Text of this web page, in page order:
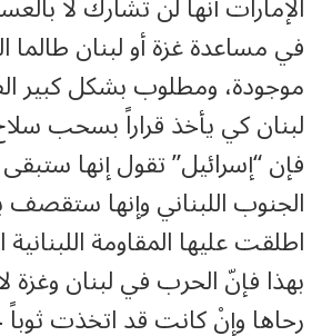
في مساعدة غزة أو لبنان طالما
موجودة، ومطلوب بشكل كبير
لبنان كي يأخذ قراراً بسحب
فإن “إسرائيل” تقول إنها
الجنوب اللبناني وإنها
اطلقت عليها المقاومة اللبنانية
بهذا فإنّ الحرب في لبنان وغزة
رحاها وإنْ كانت قد اتخذت ثوباً